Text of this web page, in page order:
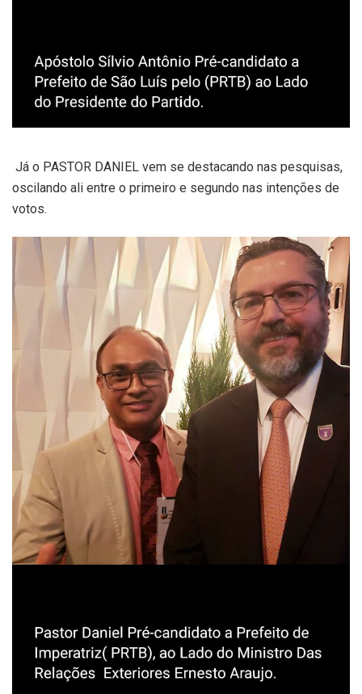
Já o PASTOR DANIEL vem se destacando nas pesquisas,
oscilando ali entre o primeiro e segundo nas intenções de
votos.